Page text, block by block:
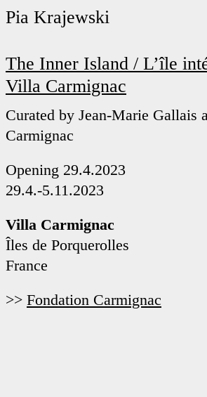
Pia Krajewski
The Inner Island / L’île
Villa Carmignac
Curated by Jean-Marie Gallais
Carmignac
Opening 29.4.2023
29.4.-5.11.2023
Villa Carmignac
Îles de Porquerolles
France
>> Fondation Carmignac